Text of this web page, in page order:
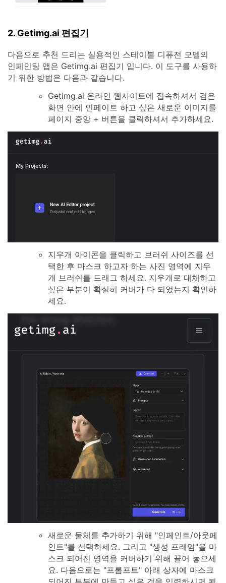
2. Getimg.ai 편집기
다음으로 추천 드리는 실용적인 스테이블 디퓨전 모델의
인페인팅 앱은 Getimg.ai 편집기 입니다. 이 도구를 사용하
기 위한 방법은 다음과 같습니다.
Getimg.ai 온라인 웹사이트에 접속하셔서 검은
화면 안에 인페이트 하고 싶은 새로운 이미지를
페이지 중앙 + 버튼을 클릭하셔서 추가하세요.
지우개 아이콘을 클릭하고 브러쉬 사이즈를 선
택한 후 마스크 하고자 하는 사진 영역에 지우
개 브러쉬를 드래그 하세요. 지우개로 대체하고
싶은 부분이 확실히 커버가 다 되었는지 확인하
세요.
새로운 물체를 추가하기 위해 "인페인트/아웃페
인트"를 선택하세요. 그리고 "생성 프레임"을 마
스크 되어진 영역을 커버하기 위해 끌어 놓으세
요. 다음으로는 "프롬프트" 아래 상자에 마스크